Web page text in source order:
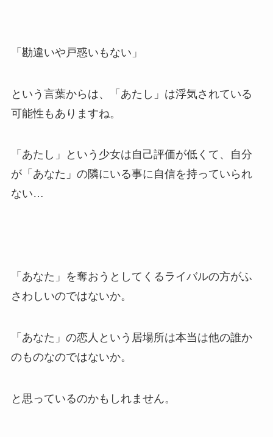
「勘違いや戸惑いもない」
という言葉からは、「あたし」は浮気されている
可能性もありますね。
「あたし」という少女は自己評価が低くて、自分
が「あなた」の隣にいる事に自信を持っていられ
ない…
「あなた」を奪おうとしてくるライバルの方がふ
さわしいのではないか。
「あなた」の恋人という居場所は本当は他の誰か
のものなのではないか。
と思っているのかもしれません。